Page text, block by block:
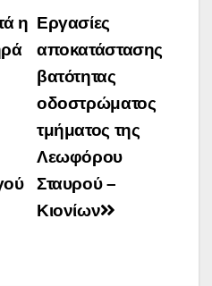
Εργασίες
αποκατάστασης
βατότητας
οδοστρώματος
τμήματος της
Λεωφόρου
Σταυρού –
Κιονίων
η